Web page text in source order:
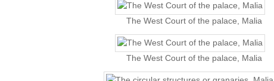
The West Court of the palace, Malia
The West Court of the palace, Malia